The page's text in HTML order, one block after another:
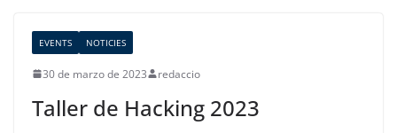
EVENTS NOTICIES
30 de marzo de 2023 redaccio
Taller de Hacking 2023